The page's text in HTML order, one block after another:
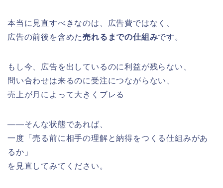
本当に見直すべきなのは、広告費ではなく、
広告の前後を含めた売れるまでの仕組みです。
もし今、広告を出しているのに利益が残らない、
問い合わせは来るのに受注につながらない、
売上が月によって大きくブレる
――そんな状態であれば、
一度「売る前に相手の理解と納得をつくる仕組みがあ
るか」
を見直してみてください。